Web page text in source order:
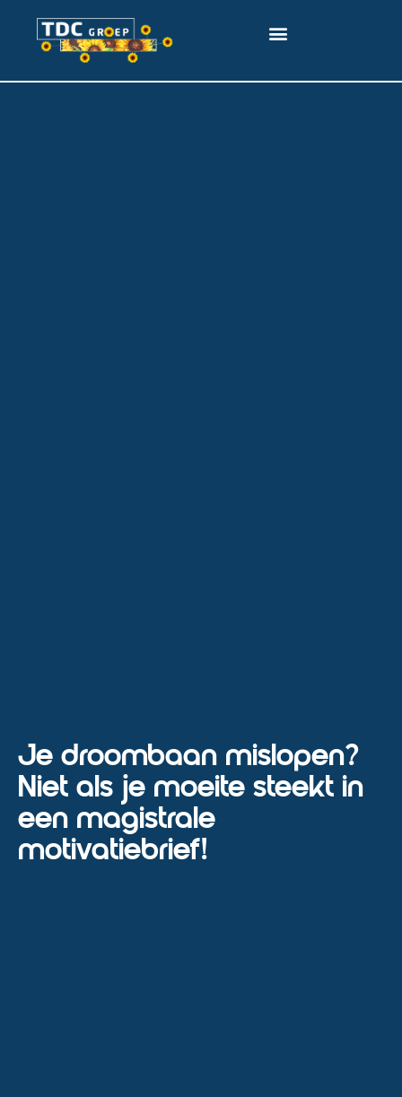
Je droombaan mislopen?
Niet als je moeite steekt in
een magistrale
motivatiebrief!